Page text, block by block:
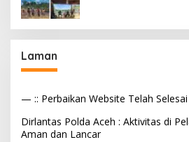
Laman
— :: Perbaikan Website Telah
Dirlantas Polda Aceh : Aktivitas di
Aman dan Lancar